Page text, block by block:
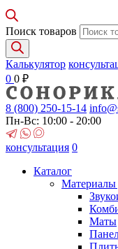
Поиск товаров
Калькулятор
0 0 ₽
8 (800) 250-15-14
Пн-Вс: 10:00 - 20:00
консультация 0
Каталог
Материалы
Маты